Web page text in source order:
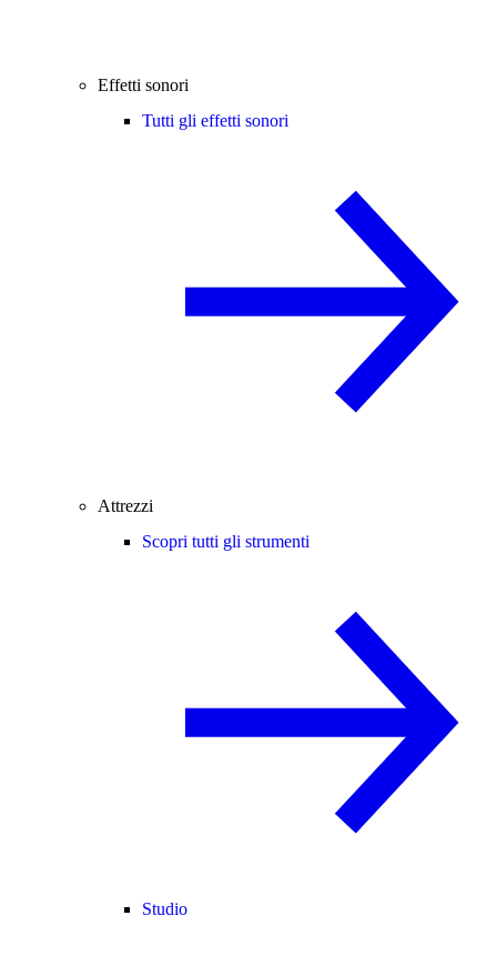
Effetti sonori
Tutti gli effetti sonori
Attrezzi
Scopri tutti gli strumenti
Studio